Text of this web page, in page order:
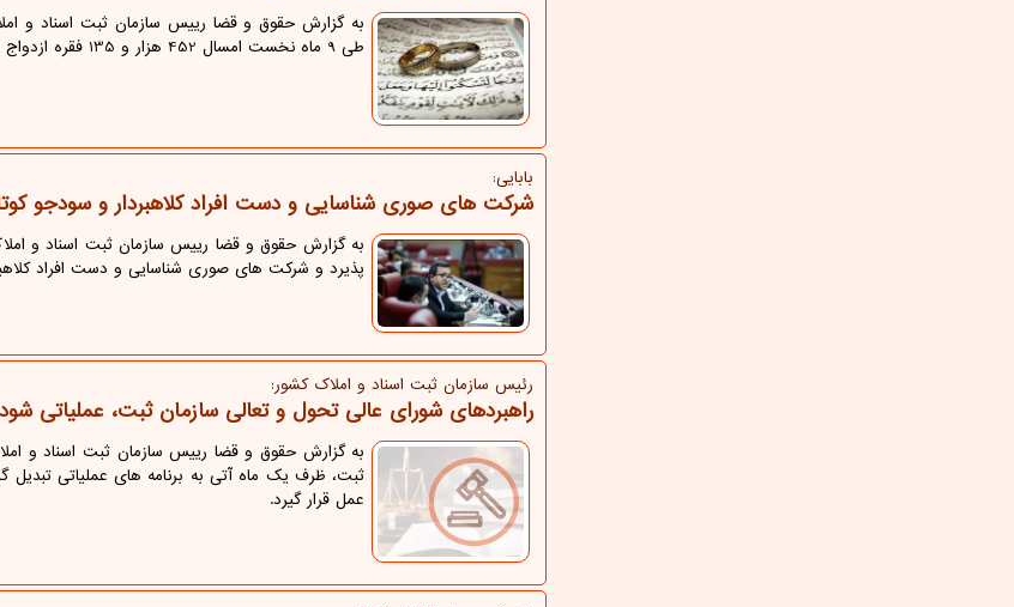
به گزارش حقوق و قضا رییس سازمان ثبت اسناد و
طی 9 ماه نخست امسال 452 هزار و 135 فقره ازدواج ثبت شده که در مقایسه با سال گذشته، 6 درصد افزایش داشته است.
بابایی:
شرکت های صوری شناسایی و دست افراد کلاهبردار و سودجو
به گزارش حقوق و قضا رییس سازمان ثبت اسناد و
پذیرد و شرکت های صوری شناسایی و دست افراد
رئیس سازمان ثبت اسناد و املاك كشور:
راهبردهای شورای عالی تحول و تعالی سازمان ثبت، عملیاتی شود
به گزارش حقوق و قضا رییس سازمان ثبت اسناد و
ثبت، ظرف یک ماه آتی به برنامه های عملیاتی تبدیل
عمل قرار گیرد.